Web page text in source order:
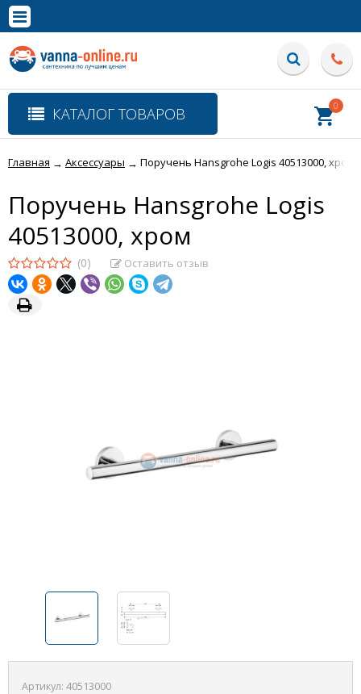
Полная версия сайта
КАТАЛОГ ТОВАРОВ 0
Главная → Аксессуары → Поручень Hansgrohe Logis 40513000, хром
Поручень Hansgrohe Logis
40513000, хром
(0) Оставить отзыв
Артикул: 40513000